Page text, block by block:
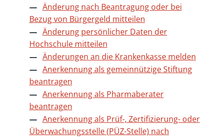
Änderung nach Beantragung oder bei
Bezug von Bürgergeld mitteilen
Änderung persönlicher Daten der
Hochschule mitteilen
Änderungen an die Krankenkasse melden
Anerkennung als gemeinnützige Stiftung
beantragen
Anerkennung als Pharmaberater
beantragen
Anerkennung als Prüf-, Zertifizierung- oder
Überwachungsstelle (PÜZ-Stelle) nach